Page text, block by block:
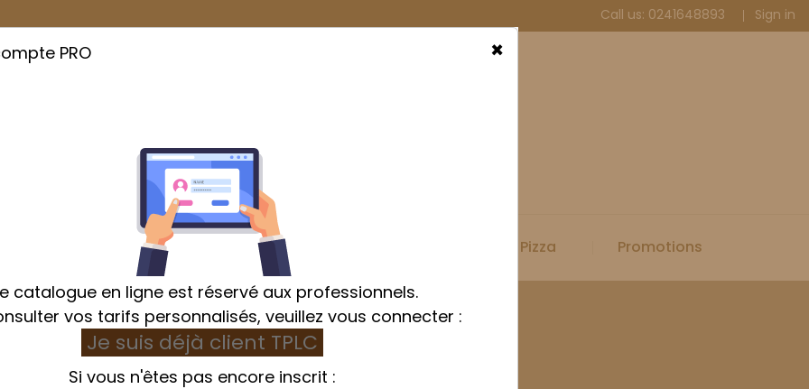
Call us: 0241648893 Sign in
Emballage Hygiène et Textile Spécial Pizza Promotions
Stockage Plaque et plateau Plaque alu satiné
×
PRO
catalogue en ligne est réservé aux professionnels.
vos tarifs personnalisés, veuillez vous connecter :
Je suis déjà client TPLC
Si vous n'êtes pas encore inscrit :